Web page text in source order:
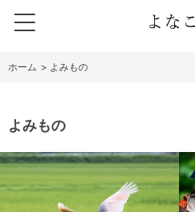
ホーム > よみもの
よみもの